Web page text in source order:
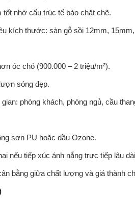
tốt nhờ cấu trúc tế bào chặt chẽ.
kích thước: sàn gỗ sồi 12mm,
óc chó (900.000 – 2 triệu/m²).
sóng đẹp.
phòng khách, phòng ngủ, cầu
sơn PU hoặc dầu Ozone.
nếu tiếp xúc ánh nắng trực tiếp lâu
bằng giữa chất lượng và giá thành